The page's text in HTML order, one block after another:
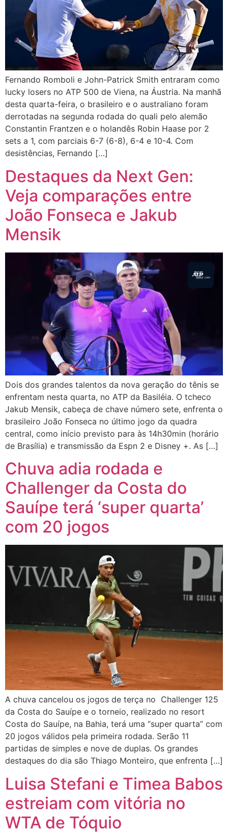
Fernando Romboli e John-Patrick Smith entraram como
lucky losers no ATP 500 de Viena, na Áustria. Na manhã
desta quarta-feira, o brasileiro e o australiano foram
derrotadas na segunda rodada do quali pelo alemão
Constantin Frantzen e o holandês Robin Haase por 2
sets a 1, com parciais 6-7 (6-8), 6-4 e 10-4. Com
desistências, Fernando […]
Destaques da Next Gen:
Veja comparações entre
João Fonseca e Jakub
Mensik
Dois dos grandes talentos da nova geração do tênis se
enfrentam nesta quarta, no ATP da Basiléia. O tcheco
Jakub Mensik, cabeça de chave número sete, enfrenta o
brasileiro João Fonseca no último jogo da quadra
central, como início previsto para às 14h30min (horário
de Brasília) e transmissão da Espn 2 e Disney +. As […]
Chuva adia rodada e
Challenger da Costa do
Sauípe terá ‘super quarta’
com 20 jogos
A chuva cancelou os jogos de terça no Challenger 125
da Costa do Sauípe e o torneio, realizado no resort
Costa do Sauípe, na Bahia, terá uma “super quarta” com
20 jogos válidos pela primeira rodada. Serão 11
partidas de simples e nove de duplas. Os grandes
destaques do dia são Thiago Monteiro, que enfrenta […]
Luisa Stefani e Timea Babos
estreiam com vitória no
WTA de Tóquio